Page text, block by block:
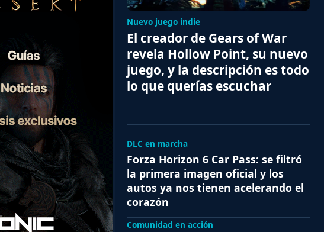
Nuevo juego indie
El creador de Gears of War
revela Hollow Point, su nuevo
juego, y la descripción es todo
lo que querías escuchar
DLC en marcha
Forza Horizon 6 Car Pass: se filtró
la primera imagen oficial y los
autos ya nos tienen acelerando el
corazón
Comunidad en acción